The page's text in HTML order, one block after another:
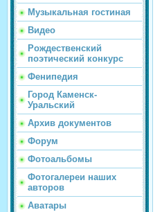
Музыкальная гостиная
Видео
Рождественский
поэтический конкурс
Фенипедия
Город Каменск-
Уральский
Архив документов
Форум
Фотоальбомы
Фотогалереи наших
авторов
Аватары